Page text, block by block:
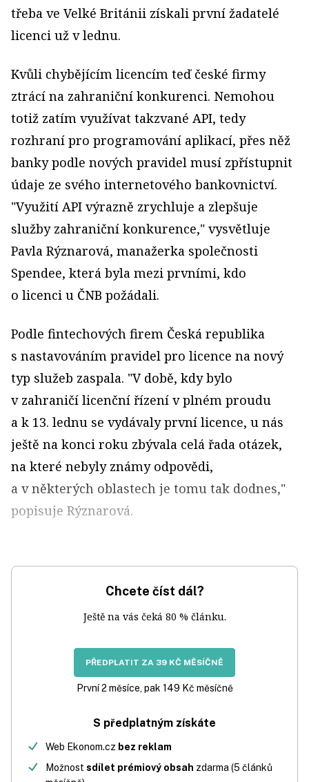
třeba ve Velké Británii získali první žadatelé
licenci už v lednu.
Kvůli chybějícím licencím teď české firmy
ztrácí na zahraniční konkurenci. Nemohou
totiž zatím využívat takzvané API, tedy
rozhraní pro programování aplikací, přes něž
banky podle nových pravidel musí zpřístupnit
údaje ze svého internetového bankovnictví.
"Využití API výrazně zrychluje a zlepšuje
služby zahraniční konkurence," vysvětluje
Pavla Rýznarová, manažerka společnosti
Spendee, která byla mezi prvními, kdo
o licenci u ČNB požádali.
Podle fintechových firem Česká republika
s nastavováním pravidel pro licence na nový
typ služeb zaspala. "V době, kdy bylo
v zahraničí licenční řízení v plném proudu
a k 13. lednu se vydávaly první licence, u nás
ještě na konci roku zbývala celá řada otázek,
na které nebyly známy odpovědi,
a v některých oblastech je tomu tak dodnes,"
popisuje Rýznarová.
Chcete číst dál?
Ještě na vás čeká 80 % článku.
PŘEDPLATIT ZA 39 KČ MĚSÍČNĚ
První 2 měsíce, pak 149 Kč měsíčně
S předplatným získáte
Web Ekonom.cz bez reklam
Možnost sdílet prémiový obsah zdarma (5 článků